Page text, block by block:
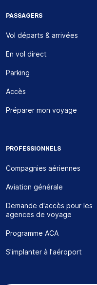
PASSAGERS
Vol départs & arrivées
En vol direct
Parking
Accès
Préparer mon voyage
PROFESSIONNELS
Compagnies aériennes
Aviation générale
Demande d'accès pour les
agences de voyage
Programme ACA
S'implanter à l'aéroport